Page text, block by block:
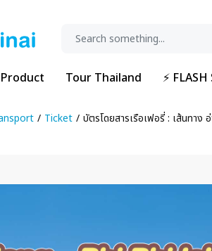
Product Tour Thailand ⚡ FLASH
Ticket บัตรโดยสารเรือเฟอรี่ : เส้นทาง